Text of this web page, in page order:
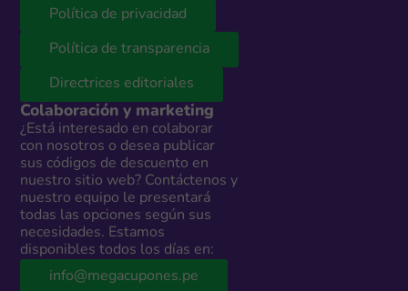
Política de privacidad
Política de transparencia
Directrices editoriales
Colaboración y marketing
¿Está interesado en colaborar
con nosotros o desea publicar
sus códigos de descuento en
nuestro sitio web? Contáctenos y
nuestro equipo le presentará
todas las opciones según sus
necesidades. Estamos
disponibles todos los días en:
info@megacupones.pe